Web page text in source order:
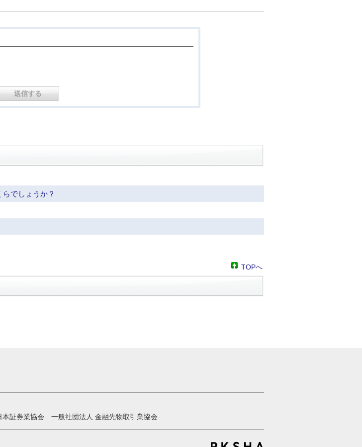
でしょうか？
TOPへ
証券業協会 一般社団法人 金融先物取引業協会